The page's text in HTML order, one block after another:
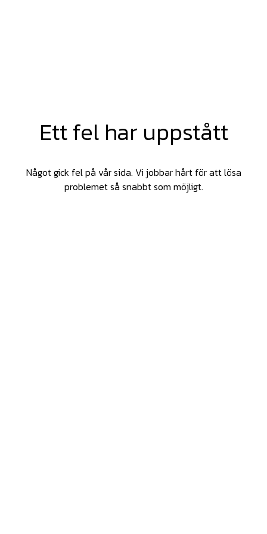
Ett fel har uppstått
Något gick fel på vår sida. Vi jobbar hårt för att lösa
problemet så snabbt som möjligt.